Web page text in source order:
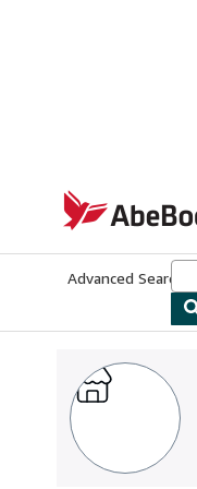
AbeBooks.co.uk
Advanced Search